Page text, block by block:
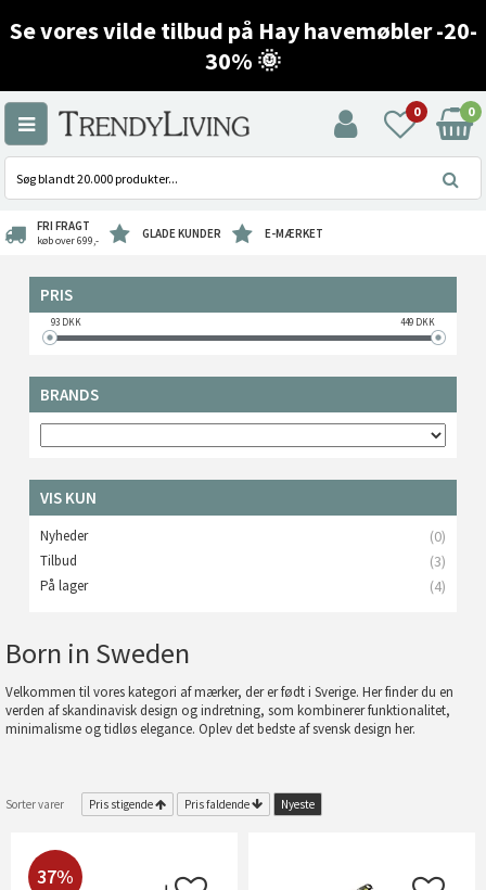
Se vores vilde tilbud på Hay havemøbler -20-
30% 🌞
0 0
FRI FRAGT
køb over 699,- GLADE KUNDER E-MÆRKET
PRIS
93DKK 449DKK
BRANDS
VIS KUN
Nyheder (0)
Tilbud (3)
På lager (4)
Born in Sweden
Velkommen til vores kategori af mærker, der er født i Sverige. Her finder du en
verden af skandinavisk design og indretning, som kombinerer funktionalitet,
minimalisme og tidløs elegance. Oplev det bedste af svensk design her.
Sorter varer Pris stigende Pris faldende Nyeste
37%